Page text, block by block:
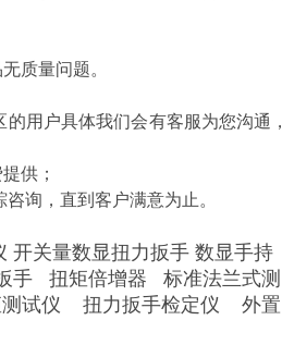
质量问题。
用户具体我们会有客服为您沟通，
供；
询，直到客户满意为止。
开关量数显扭力扳手 数显手持
手
扭矩倍增器 标准法兰式测
试仪 扭力扳手检定仪
外置